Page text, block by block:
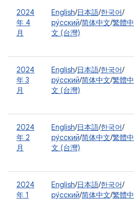
2024
年 4
月
English/日本語/한국어/
ру́сский/简体中文/繁體中
文 (台灣)
2024
年 3
月
English/日本語/한국어/
ру́сский/简体中文/繁體中
文 (台灣)
2024
年 2
月
English/日本語/한국어/
ру́сский/简体中文/繁體中
文 (台灣)
2024
年 1
English/日本語/한국어/
ру́сский/简体中文/繁體中